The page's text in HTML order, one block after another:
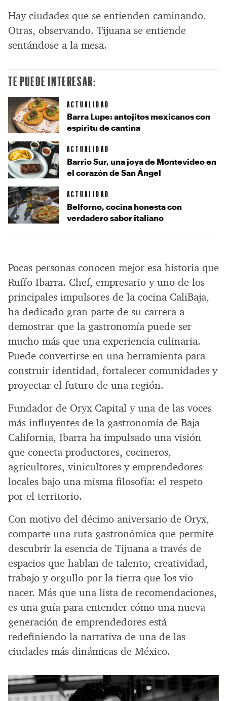
Hay ciudades que se entienden caminando.
Otras, observando. Tijuana se entiende
sentándose a la mesa.
Pocas personas conocen mejor esa historia que
Ruffo Ibarra. Chef, empresario y uno de los
principales impulsores de la cocina CaliBaja,
ha dedicado gran parte de su carrera a
demostrar que la gastronomía puede ser
mucho más que una experiencia culinaria.
Puede convertirse en una herramienta para
construir identidad, fortalecer comunidades y
proyectar el futuro de una región.
Fundador de Oryx Capital y una de las voces
más influyentes de la gastronomía de Baja
California, Ibarra ha impulsado una visión
que conecta productores, cocineros,
agricultores, vinicultores y emprendedores
locales bajo una misma filosofía: el respeto
por el territorio.
Con motivo del décimo aniversario de Oryx,
comparte una ruta gastronómica que permite
descubrir la esencia de Tijuana a través de
espacios que hablan de talento, creatividad,
trabajo y orgullo por la tierra que los vio
nacer. Más que una lista de recomendaciones,
es una guía para entender cómo una nueva
generación de emprendedores está
redefiniendo la narrativa de una de las
ciudades más dinámicas de México.
TE PUEDE INTERESAR:
ACTUALIDAD
Barra Lupe: antojitos mexicanos con
espíritu de cantina
ACTUALIDAD
Barrio Sur, una joya de Montevideo en
el corazón de San Ángel
ACTUALIDAD
Belforno, cocina honesta con
verdadero sabor italiano